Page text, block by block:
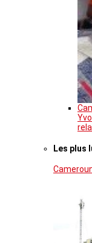
Les plus